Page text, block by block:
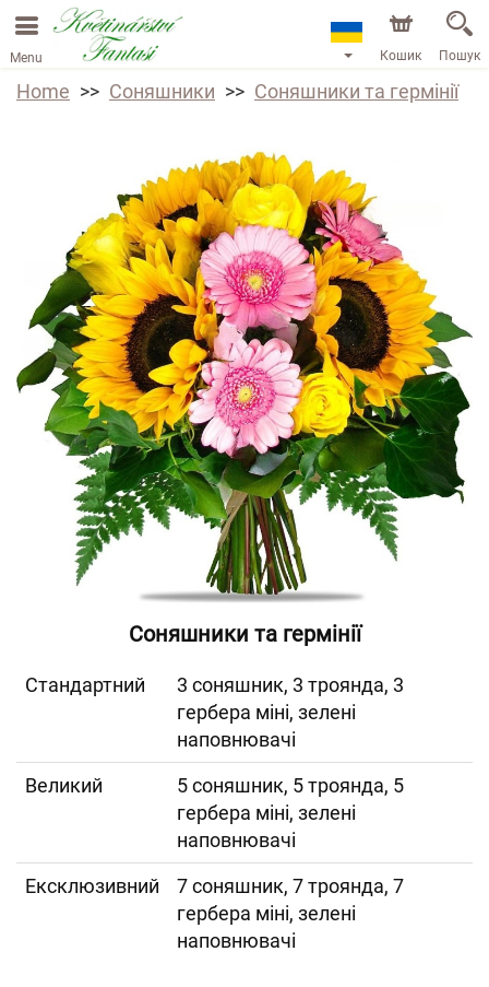
Menu Кошик Пошук
Home Соняшники Соняшники та гермінії
Соняшники та гермінії
Cтандартний
3 соняшник, 3 троянда, 3
гербера міні, зелені
наповнювачі
Великий
5 соняшник, 5 троянда, 5
гербера міні, зелені
наповнювачі
Ексклюзивний
7 соняшник, 7 троянда, 7
гербера міні, зелені
наповнювачі